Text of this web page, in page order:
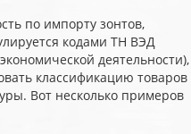
по импорту зонтов,
кодами ТН ВЭД
деятельности),
классификацию товаров
Вот несколько примеров